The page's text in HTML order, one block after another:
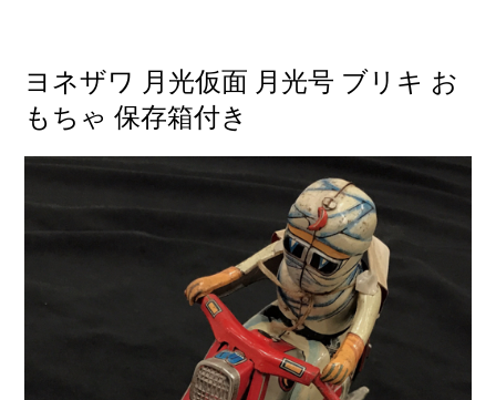
ヨネザワ 月光仮面 月光号 ブリキ お
もちゃ 保存箱付き